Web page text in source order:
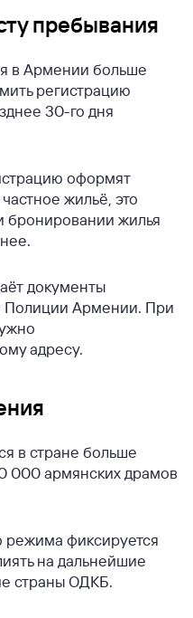
пребывания
в Армении больше
регистрацию
30-го дня
оформят
жильё, это
бронировании жилья
документы
Полиции Армении. При
адресу.
в стране больше
000 армянских драмов
фиксируется
на дальнейшие
страны ОДКБ.